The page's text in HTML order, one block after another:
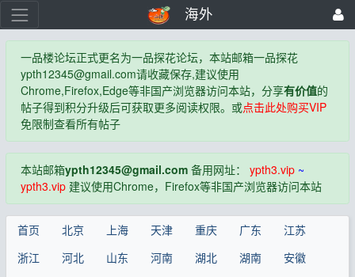
海外
一品楼论坛正式更名为一品探花论坛，本站邮箱一品探花
ypth12345@gmail.com请收藏保存,建议使用
Chrome,Firefox,Edge等非国产浏览器访问本站，分享有价值的
帖子得到积分升级后可获取更多阅读权限。或点击此处购买VIP
免限制查看所有帖子
本站邮箱ypth12345@gmail.com备用网址： ypth3.vip~
ypth3.vip建议使用Chrome，Firefox等非国产浏览器访问本站
首页 北京 上海 天津 重庆 广东
江苏
浙江
河北 山东 河南 湖北 湖南
安徽